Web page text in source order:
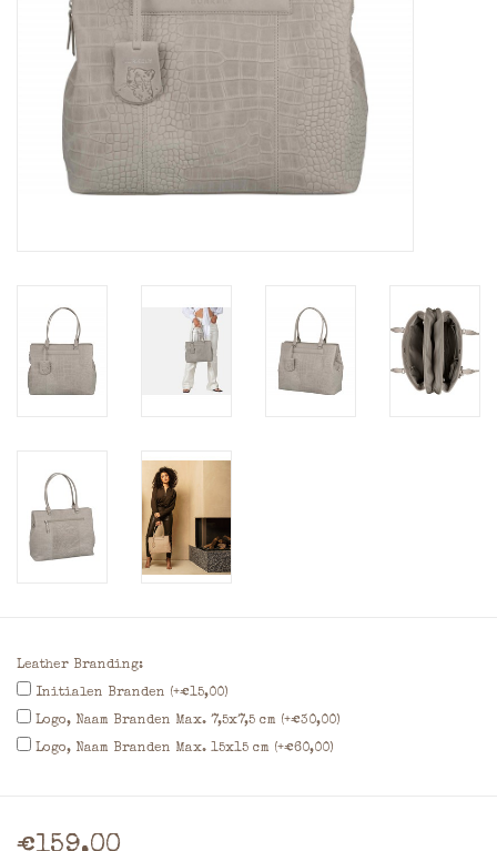
Leather Branding:
Initialen Branden (+€15,00)
Logo, Naam Branden Max. 7,5x7,5 cm (+€30,00)
Logo, Naam Branden Max. 15x15 cm (+€60,00)